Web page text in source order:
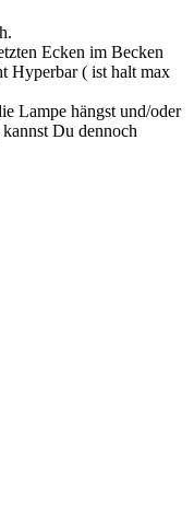
Ecken im Becken
Hyperbar ( ist halt max
Lampe hängst und/oder
Du dennoch